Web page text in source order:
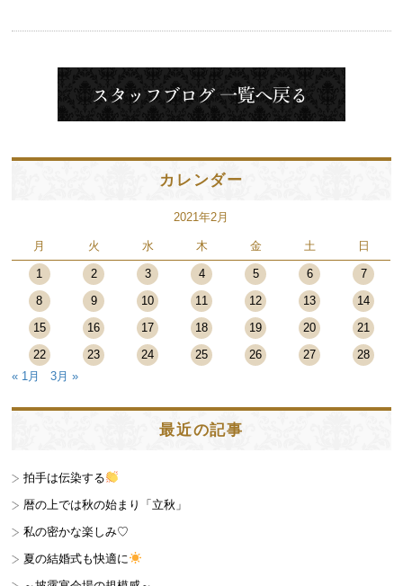
カレンダー
2021年2月
月 火 水 木 金 土 日
1 2 3 4 5 6
7
8
9 10 11 12 13
14
15
16 17 18 19 20
21
22
23 24 25 26 27
28
« 1月
3月 »
最近の記事
拍手は伝染する
暦の上では秋の始まり「立秋」
私の密かな楽しみ♡
夏の結婚式も快適に